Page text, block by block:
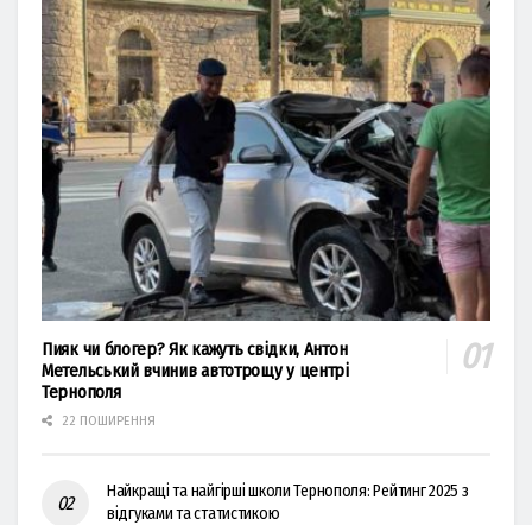
Пияк чи блогер? Як кажуть свідки, Антон
Метельський вчинив автотрощу у центрі
Тернополя
22 ПОШИРЕННЯ
Найкращі та найгірші школи Тернополя: Рейтинг 2025 з
відгуками та статистикою